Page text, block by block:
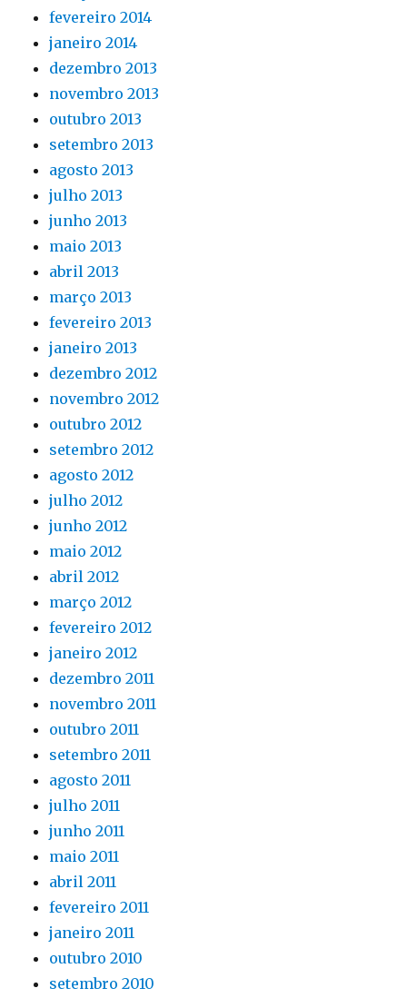
fevereiro 2014
janeiro 2014
dezembro 2013
novembro 2013
outubro 2013
setembro 2013
agosto 2013
julho 2013
junho 2013
maio 2013
abril 2013
março 2013
fevereiro 2013
janeiro 2013
dezembro 2012
novembro 2012
outubro 2012
setembro 2012
agosto 2012
julho 2012
junho 2012
maio 2012
abril 2012
março 2012
fevereiro 2012
janeiro 2012
dezembro 2011
novembro 2011
outubro 2011
setembro 2011
agosto 2011
julho 2011
junho 2011
maio 2011
abril 2011
fevereiro 2011
janeiro 2011
outubro 2010
setembro 2010